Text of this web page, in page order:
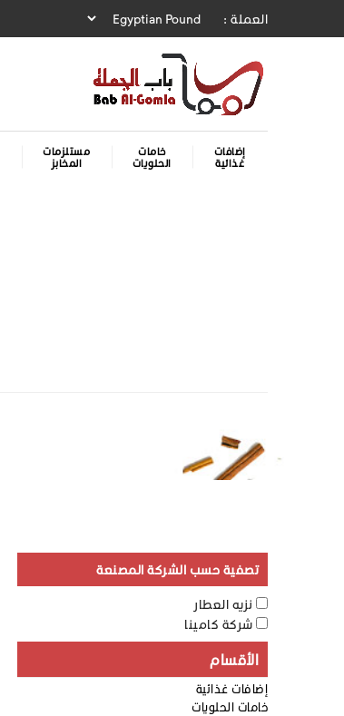
العملة :
إضافات
غذائية
خامات
الحلويات
مستلزمات
المخابز
تصفية حسب الشركة المصنعة
نزيه العطار
شركة كامينا
الأقسام
إضافات غذائية
خامات الحلويات